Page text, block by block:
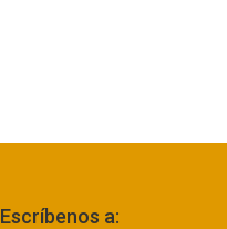
Escríbenos a: